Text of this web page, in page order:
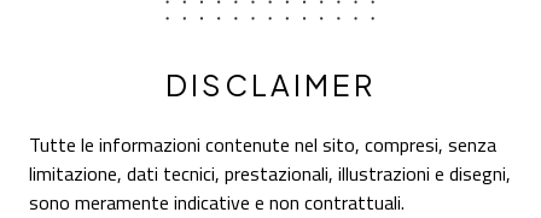
DISCLAIMER
Tutte le informazioni contenute nel sito, compresi, senza
limitazione, dati tecnici, prestazionali, illustrazioni e disegni,
sono meramente indicative e non contrattuali.